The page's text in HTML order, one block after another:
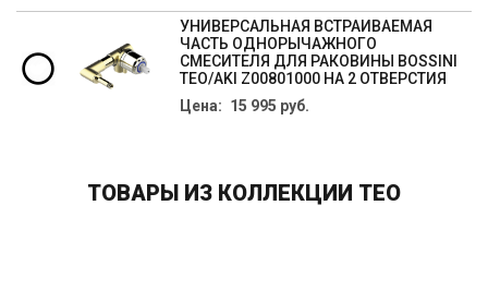
УНИВЕРСАЛЬНАЯ ВСТРАИВАЕМАЯ
ЧАСТЬ ОДНОРЫЧАЖНОГО
СМЕСИТЕЛЯ ДЛЯ РАКОВИНЫ BOSSINI
TEO/AKI Z00801000 НА 2 ОТВЕРСТИЯ
Цена: 15 995 руб.
ТОВАРЫ ИЗ КОЛЛЕКЦИИ TEO